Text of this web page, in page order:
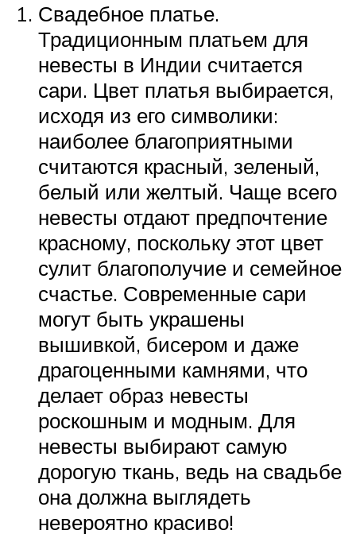
Свадебное платье.
Традиционным платьем для
невесты в Индии считается
сари. Цвет платья выбирается,
исходя из его символики:
наиболее благоприятными
считаются красный, зеленый,
белый или желтый. Чаще всего
невесты отдают предпочтение
красному, поскольку этот цвет
сулит благополучие и семейное
счастье. Современные сари
могут быть украшены
вышивкой, бисером и даже
драгоценными камнями, что
делает образ невесты
роскошным и модным. Для
невесты выбирают самую
дорогую ткань, ведь на свадьбе
она должна выглядеть
невероятно красиво!